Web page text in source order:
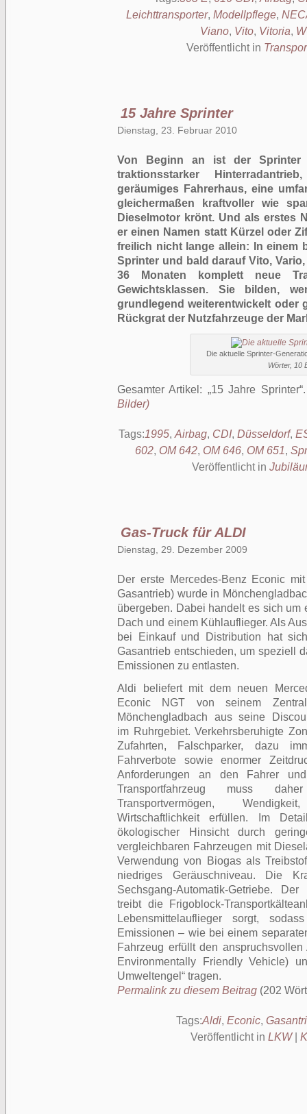
Leichttransporter, Modellpflege,
Viano, Vito, Vitoria,
Veröffentlicht in
15 Jahre Sprinter
Dienstag, 23. Februar 2010
Von Beginn an ist der Sprinter
traktionsstarker
geräumiges Fahrerhaus, eine
gleichermaßen kraftvoller wie
Dieselmotor krönt. Und als erstes
er einen Namen statt Kürzel oder
freilich nicht lange allein: In einem
Sprinter und bald darauf Vito,
36 Monaten komplett neue
Gewichtsklassen. Sie bilden,
grundlegend weiterentwickelt oder
Rückgrat der Nutzfahrzeuge der
Die aktuelle Sprinter-
Wörter, 10
Gesamter Artikel: 15 Jahre Sprinter
Bilder)
Tags:1995, Airbag, CDI, Düsseldorf,
602, OM 642, OM 646, OM 651,
Veröffentlicht in
Gas-Truck für ALDI
Dienstag, 29. Dezember 2009
Der erste Mercedes-Benz Econic
Gasantrieb) wurde in
übergeben. Dabei handelt es sich
Dach und einem Kühlauflieger. Als
bei Einkauf und Distribution hat
Gasantrieb entschieden, um speziell
Emissionen zu entlasten.
Aldi beliefert mit dem neuen
Econic NGT von seinem
Mönchengladbach aus seine
im Ruhrgebiet. Verkehrs­beruhig­te
Zufahrten, Falschparker, dazu
Fahrverbote sowie enormer
Anforderung­en an den Fahrer
Transport­fahrzeug muss
Transportvermögen,
Wirtschaftlichkeit erfüllen. Im
ökologischer Hinsicht durch
vergleichbaren Fahrzeugen mit
Ver­wendung von Biogas als
niedriges Geräuschniveau. Die
Sechsgang-Automatik-Getriebe.
treibt die Frigoblock-
Lebensmittelauflieger sorgt,
Emissionen – wie bei einem
Fahrzeug erfüllt den
Environmentally Friendly Vehicle)
Umweltengel“ tragen.
Permalink zu diesem Beitrag (202
Tags:Aldi, Econic,
Veröffentlicht in LKW|